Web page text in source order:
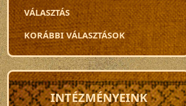
VÁLASZTÁS
KORÁBBI VÁLASZTÁSOK
INTÉZMÉNYEINK